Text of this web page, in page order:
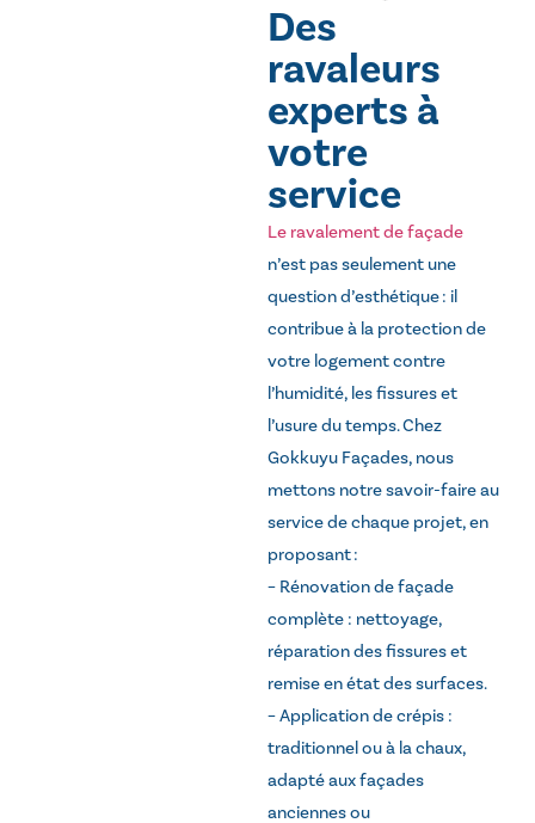
Des
ravaleurs
experts à
votre
service
Le ravalement de façade
n’est pas seulement une
question d’esthétique : il
contribue à la protection de
votre logement contre
l’humidité, les fissures et
l’usure du temps. Chez
Gokkuyu Façades, nous
mettons notre savoir-faire au
service de chaque projet, en
proposant :
– Rénovation de façade
complète : nettoyage,
réparation des fissures et
remise en état des surfaces.
– Application de crépis :
traditionnel ou à la chaux,
adapté aux façades
anciennes ou